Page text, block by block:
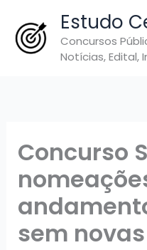
para
Estudo
Concursos
Notícias, Edital,
Concurso
sem